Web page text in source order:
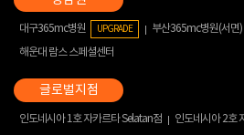
대구365mc병원 UPGRADE 부산365mc병원(서면)
해운대 람스 스페셜센터
인도네시아 1호 자카르타 Selatan점
인도네시아 2호